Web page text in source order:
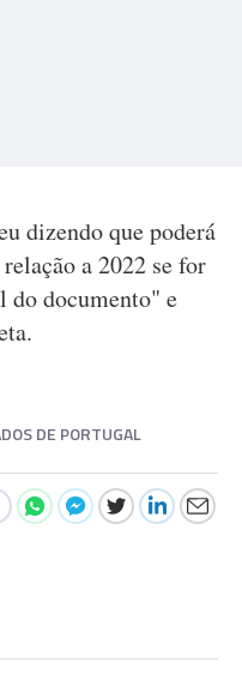
dizendo que poderá
a 2022 se for
documento" e
DE PORTUGAL